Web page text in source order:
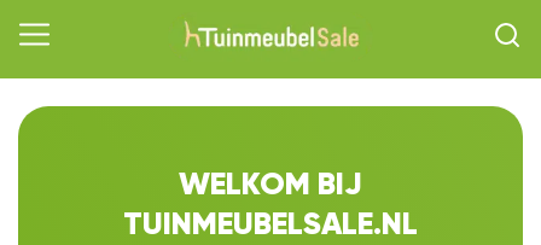
WELKOM BIJ
TUINMEUBELSALE.NL